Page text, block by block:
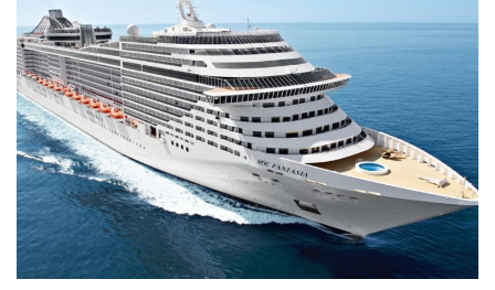
– Viss iekļauts
– Izklaide
– Uz kuģa aktivitātes
– Klubi bērniem un pusaudžiem